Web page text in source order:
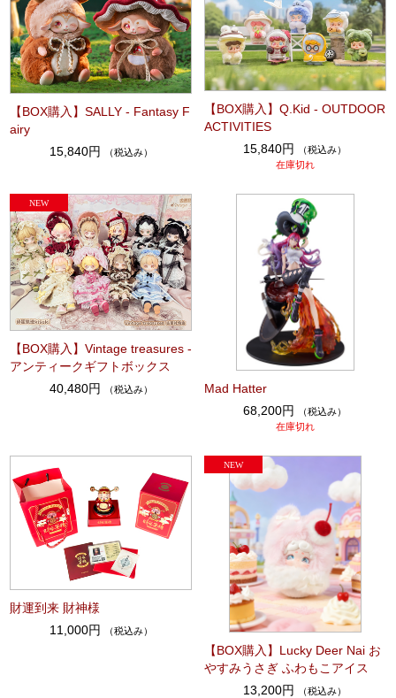
【BOX購入】SALLY - Fantasy F
airy
15,840円
（税込み）
【BOX購入】Q.Kid - OUTDOOR
ACTIVITIES
15,840円
（税込み）
在庫切れ
【BOX購入】Vintage treasures -
アンティークギフトボックス
40,480円
（税込み）
Mad Hatter
68,200円
（税込み）
在庫切れ
財運到来 財神様
11,000円
（税込み）
【BOX購入】Lucky Deer Nai お
やすみうさぎ ふわもこアイス
13,200円
（税込み）